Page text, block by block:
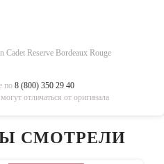
Reserve Bordeaux Rouge
по 8 (800) 350 29 40
отличаться от оригинала
СМОТРЕЛИ